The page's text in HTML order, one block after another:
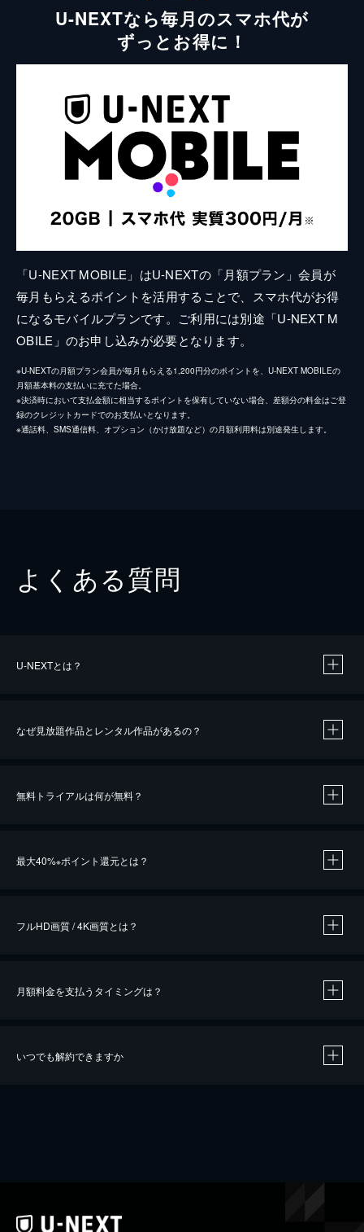
U-NEXTなら毎月のスマホ代が
ずっとお得に！
「U-NEXT MOBILE」はU-NEXTの「月額プラン」会員が
毎月もらえるポイントを活用することで、スマホ代がお得
になるモバイルプランです。ご利用には別途「U-NEXT M
OBILE」のお申し込みが必要となります。
※U-NEXTの月額プラン会員が毎月もらえる1,200円分のポイントを、U-NEXT MOBILEの
月額基本料の支払いに充てた場合。
※決済時において支払金額に相当するポイントを保有していない場合、差額分の料金はご登
録のクレジットカードでのお支払いとなります。
※通話料、SMS通信料、オプション（かけ放題など）の月額利用料は別途発生します。
よくある質問
U-NEXTとは？
なぜ見放題作品とレンタル作品があるの？
無料トライアルは何が無料？
最大40%※ポイント還元とは？
※40％ポイント還元の対象は、クレジットカード決済による作品の購入 / レンタルです。
フルHD画質 / 4K画質とは？
月額料金を支払うタイミングは？
いつでも解約できますか